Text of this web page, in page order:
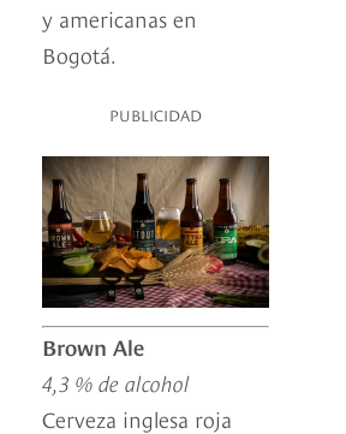
y americanas en
Bogotá.
PUBLICIDAD
Brown Ale
4,3 % de alcohol
Cerveza inglesa roja